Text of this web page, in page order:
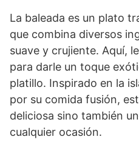
La baleada es un plato
que combina diversos
suave y crujiente. Aquí,
para darle un toque
platillo. Inspirado en la
por su comida fusión,
deliciosa sino también
cualquier ocasión.